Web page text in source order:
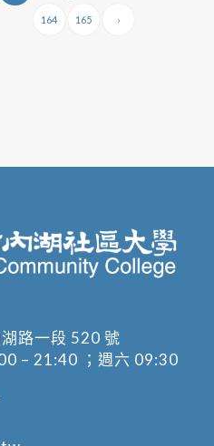
164 165 ›
路一段 520 號
– 21:40 ；週六 09:30